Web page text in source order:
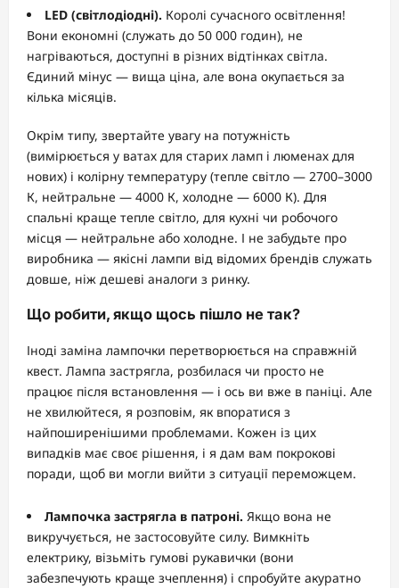
LED (світлодіодні). Королі сучасного освітлення!
Вони економні (служать до 50 000 годин), не
нагріваються, доступні в різних відтінках світла.
Єдиний мінус — вища ціна, але вона окупається за
кілька місяців.
Окрім типу, звертайте увагу на потужність
(вимірюється у ватах для старих ламп і люменах для
нових) і колірну температуру (тепле світло — 2700–3000
К, нейтральне — 4000 К, холодне — 6000 К). Для
спальні краще тепле світло, для кухні чи робочого
місця — нейтральне або холодне. І не забудьте про
виробника — якісні лампи від відомих брендів служать
довше, ніж дешеві аналоги з ринку.
Що робити, якщо щось пішло не так?
Іноді заміна лампочки перетворюється на справжній
квест. Лампа застрягла, розбилася чи просто не
працює після встановлення — і ось ви вже в паніці. Але
не хвилюйтеся, я розповім, як впоратися з
найпоширенішими проблемами. Кожен із цих
випадків має своє рішення, і я дам вам покрокові
поради, щоб ви могли вийти з ситуації переможцем.
Лампочка застрягла в патроні. Якщо вона не
викручується, не застосовуйте силу. Вимкніть
електрику, візьміть гумові рукавички (вони
забезпечують краще зчеплення) і спробуйте акуратно